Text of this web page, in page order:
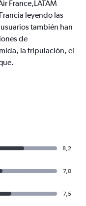
France,LATAM
leyendo las
también han
de
la tripulación, el
8,2
7,0
7,5